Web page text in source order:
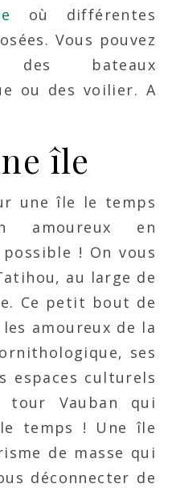
où différentes
Vous pouvez
des bateaux
ou des voilier. A
île
une île le temps
amoureux en
! On vous
au large de
Ce petit bout de
amoureux de la
ses
espaces culturels
tour Vauban qui
temps ! Une île
de masse qui
déconnecter de